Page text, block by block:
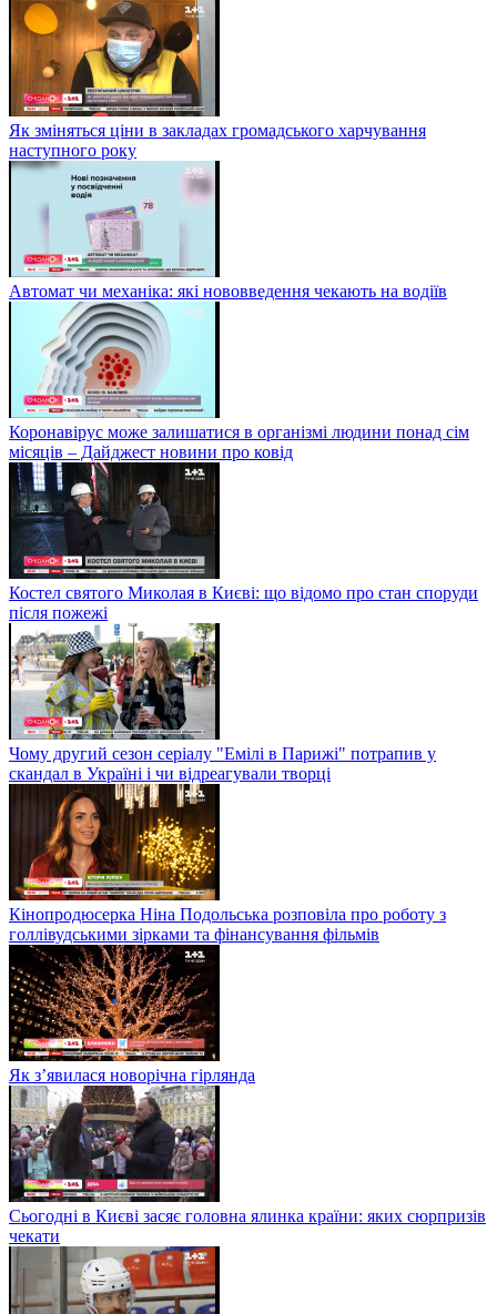
Як зміняться ціни в закладах громадського харчування
наступного року
Автомат чи механіка: які нововведення чекають на водіїв
Коронавірус може залишатися в організмі людини понад сім
місяців – Дайджест новини про ковід
Костел святого Миколая в Києві: що відомо про стан споруди
після пожежі
Чому другий сезон серіалу "Емілі в Парижі" потрапив у
скандал в Україні і чи відреагували творці
Кінопродюсерка Ніна Подольська розповіла про роботу з
голлівудськими зірками та фінансування фільмів
Як з’явилася новорічна гірлянда
Сьогодні в Києві засяє головна ялинка країни: яких сюрпризів
чекати